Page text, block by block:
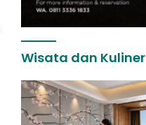
Wisata dan Kuliner